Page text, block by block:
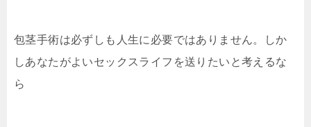
包茎手術は必ずしも人生に必要ではありません。しか
しあなたがよいセックスライフを送りたいと考えるな
ら